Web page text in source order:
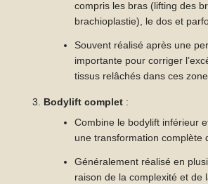
compris les bras (lifting des
brachioplastie), le dos et
Souvent réalisé après une
importante pour corriger
tissus relâchés dans ces
Bodylift complet :
Combine le bodylift inférieur
une transformation complète
Généralement réalisé en
raison de la complexité et de